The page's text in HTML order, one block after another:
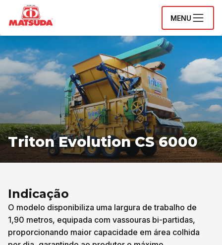
MENU
Triton Evolution CS 6000
Indicação
O modelo disponibiliza uma largura de trabalho de
1,90 metros, equipada com vassouras bi-partidas,
proporcionando maior capacidade em área colhida